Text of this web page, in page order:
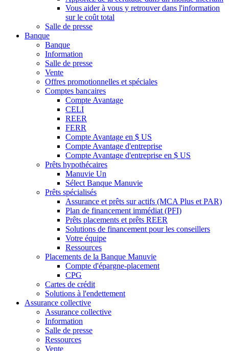
Vous aider à vous y retrouver dans l'information
sur le coût total
Salle de presse
Banque
Banque
Information
Salle de presse
Vente
Offres promotionnelles et spéciales
Comptes bancaires
Compte Avantage
CELI
REER
FERR
Compte Avantage en $ US
Compte Avantage d'entreprise
Compte Avantage d'entreprise en $ US
Prêts hypothécaires
Manuvie Un
Sélect Banque Manuvie
Prêts spécialisés
Assurance et prêts sur actifs (MCA Plus et PAR)
Plan de financement immédiat (PFI)
Prêts placements et prêts REER
Solutions de financement pour les conseillers
Votre équipe
Ressources
Placements de la Banque Manuvie
Compte d'épargne-placement
CPG
Cartes de crédit
Solutions à l'endettement
Assurance collective
Assurance collective
Information
Salle de presse
Ressources
Vente